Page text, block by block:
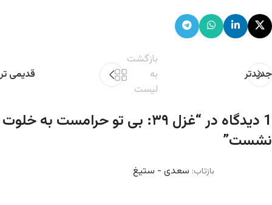
جدیدتر
بازگشت
به
لیست
قدیمی تر
1 دیدگاه در “
غزل ۳۹: بی تو حرامست به خلوت
نشست”
بازتاب: سعدی - ستیغ